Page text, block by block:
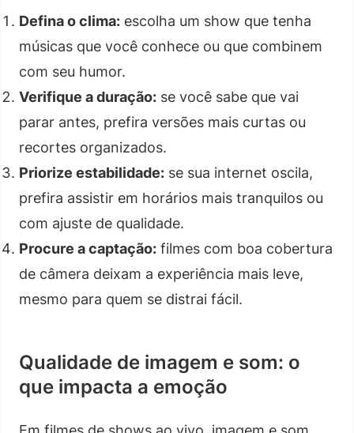
Defina o clima: escolha um show que tenha
músicas que você conhece ou que combinem
com seu humor.
Verifique a duração: se você sabe que vai
parar antes, prefira versões mais curtas ou
recortes organizados.
Priorize estabilidade: se sua internet oscila,
prefira assistir em horários mais tranquilos ou
com ajuste de qualidade.
Procure a captação: filmes com boa cobertura
de câmera deixam a experiência mais leve,
mesmo para quem se distrai fácil.
Qualidade de imagem e som: o
que impacta a emoção